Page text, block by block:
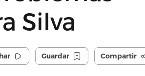
Silva
Guardar Compartir